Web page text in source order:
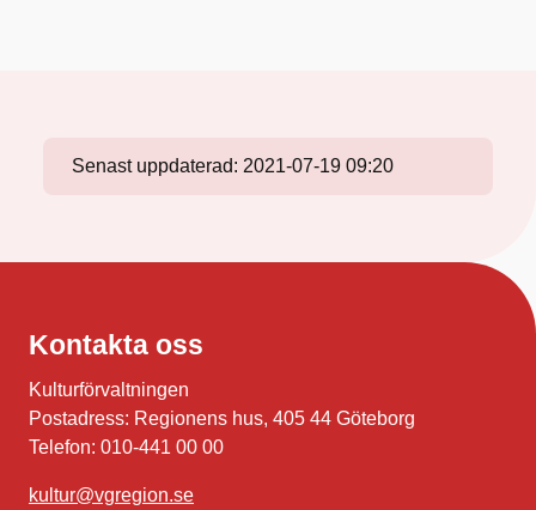
Senast uppdaterad: 2021-07-19 09:20
Kontakta oss
Kulturförvaltningen
Postadress: Regionens hus, 405 44 Göteborg
Telefon: 010-441 00 00
kultur@vgregion.se